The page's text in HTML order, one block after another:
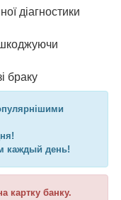
діагностики
браку
каждый день!
картку банку.